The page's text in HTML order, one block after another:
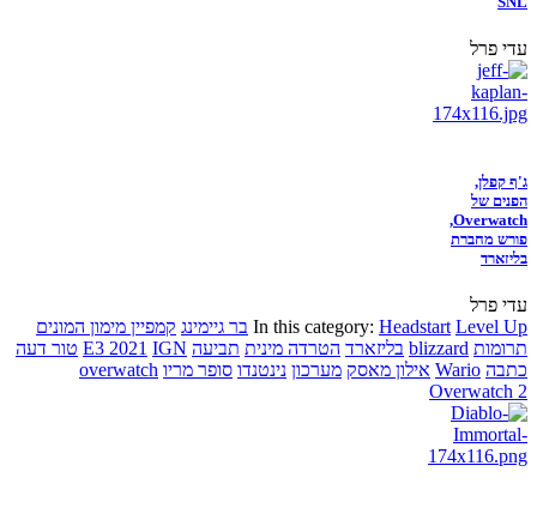
עדי פרל
ג'ף קפלן,
הפנים של
Overwatch,
פורש מחברת
בליזארד
עדי פרל
In this category: Headstart Level Up בר גיימינג קמפיין מימון המונים
תרומות blizzard בליזארד הטרדה מינית תביעה E3 2021 IGN
טור דעה
כתבה Wario אילון מאסק מערכון נינטנדו סופר מריו overwatch
Overwatch 2